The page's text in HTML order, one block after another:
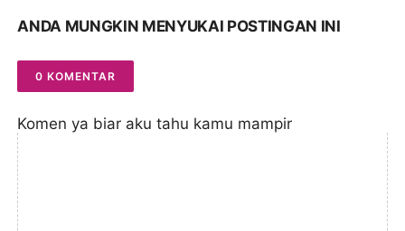
ANDA MUNGKIN MENYUKAI POSTINGAN INI
0 KOMENTAR
Komen ya biar aku tahu kamu mampir